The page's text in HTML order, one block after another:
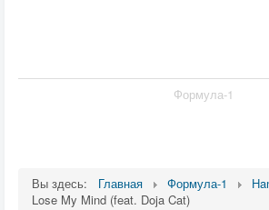
Формула-1
Вы здесь: Главная Формула-1
Lose My Mind (feat. Doja Cat)